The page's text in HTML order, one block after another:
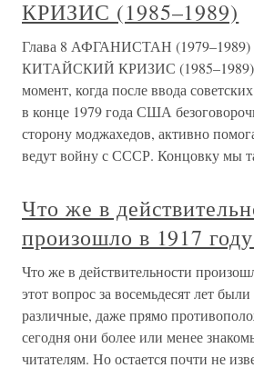
КРИЗИС (1985–1989)
Глава 8 АФГАНИСТАН
КИТАЙСКИЙ КРИЗИС (1985–1989)
момент, когда после ввода
в конце 1979 года США
сторону моджахедов, активно
ведут войну с СССР. Концовку мы
Что же в
произошло в 1917
Что же в действительности
этот вопрос за восемьдесят лет
различные, даже прямо
сегодня они более или менее
читателям. Но остается почти не